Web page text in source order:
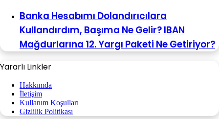
Banka Hesabımı Dolandırıcılara
Kullandırdım, Başıma Ne Gelir? IBAN
Mağdurlarına 12. Yargı Paketi Ne Getiriyor?
Yararlı Linkler
Hakkımda
İletişim
Kullanım Koşulları
Gizlilik Politikası